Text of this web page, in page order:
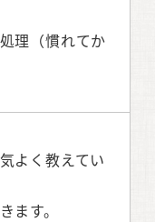
理（慣れてか
よく教えてい
ます。